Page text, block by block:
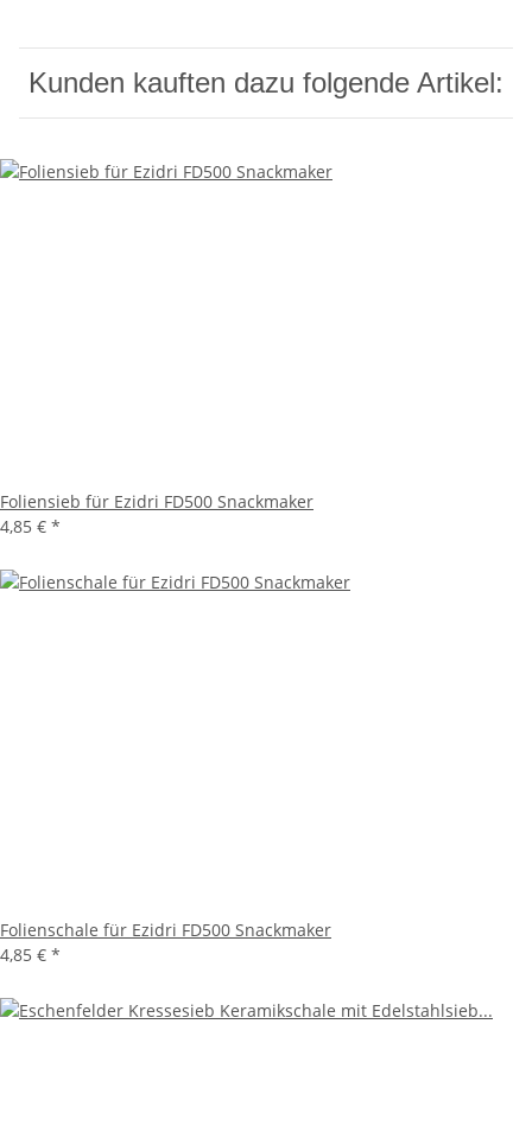
Kunden kauften dazu folgende Artikel:
Foliensieb für Ezidri FD500 Snackmaker
4,85 € *
Folienschale für Ezidri FD500 Snackmaker
4,85 € *